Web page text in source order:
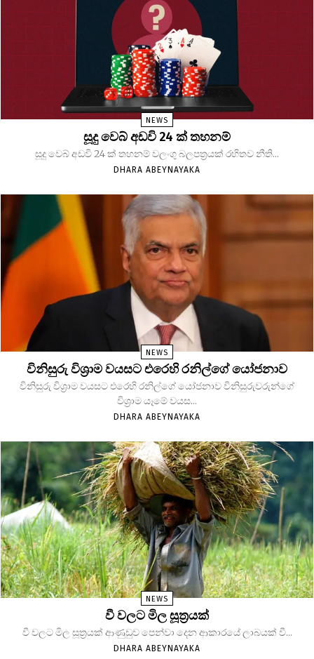
NEWS
සූදු වෙබ් අඩවි 24 ක් තහනම්
සූදු වෙබ් අඩවි 24 ක් තහනම් වලංගු බලපත්‍රයක් රහිතව නීති...
DHARA ABEYNAYAKA
NEWS
විනිසුරු විශ්‍රාම වයසට එරෙහි රනිල්ගේ යෝජනාව
විනිසුරු විශ්‍රාම වයසට එරෙහි රනිල්ගේ යෝජනාව විනිසුරුවරුන්ගේ
විශ්‍රාම යෑමේ වයස...
DHARA ABEYNAYAKA
NEWS
වී වලට මිල සූත්‍රයක්
වී වලට මිල සූත්‍රයක් ආණුඩුව පෙන්වා දෙන ආකාරයේ ලාබයක් වී...
DHARA ABEYNAYAKA